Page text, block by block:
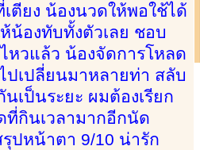
ตียง น้องนวดให้พอใช้ได้
น้องทับทั้งตัวเลย ชอบ
หวแล้ว น้องจัดการโหลด
ปเปลี่ยนมาหลายท่า สลับ
เป็นระยะ ผมต้องเรียก
ที่กินเวลามากอีกนัด
ปหน้าตา 9/10 น่ารัก